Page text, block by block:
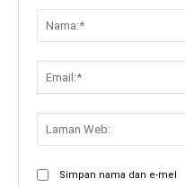
Simpan nama dan e-mel